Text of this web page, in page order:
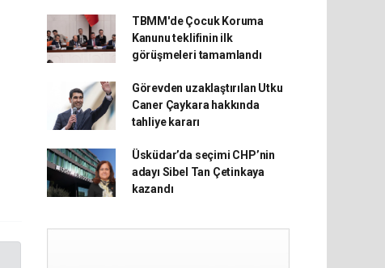
TBMM'de Çocuk Koruma
Kanunu teklifinin ilk
görüşmeleri tamamlandı
Görevden uzaklaştırılan Utku
Caner Çaykara hakkında
tahliye kararı
Üsküdar’da seçimi CHP’nin
adayı Sibel Tan Çetinkaya
kazandı